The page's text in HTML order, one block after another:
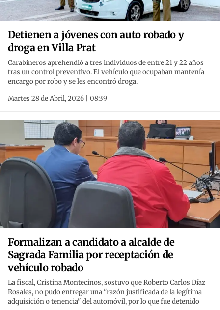
Detienen a jóvenes con auto robado y
droga en Villa Prat
Carabineros aprehendió a tres individuos de entre 21 y 22 años
tras un control preventivo. El vehículo que ocupaban mantenía
encargo por robo y se les encontró droga.
Martes 28 de Abril, 2026 | 08:39
Formalizan a candidato a alcalde de
Sagrada Familia por receptación de
vehículo robado
La fiscal, Cristina Montecinos, sostuvo que Roberto Carlos Díaz
Rosales, no pudo entregar una "razón justificada de la legítima
adquisición o tenencia" del automóvil, por lo que fue detenido